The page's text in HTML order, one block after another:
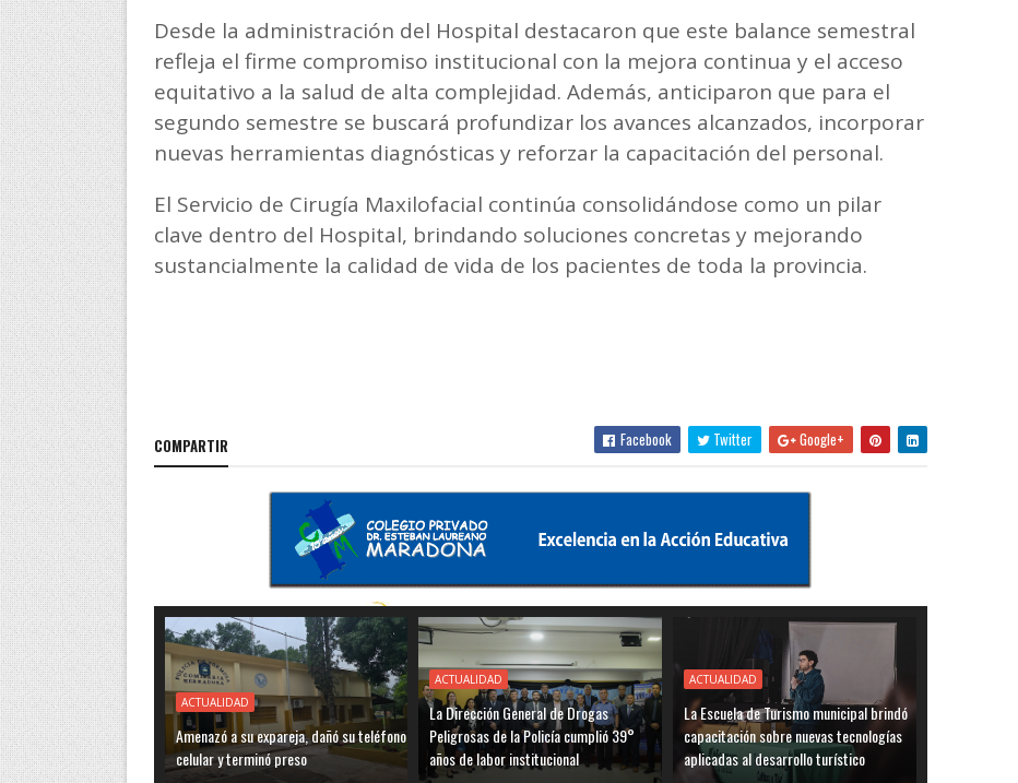
Desde la administración del Hospital destacaron que este balance semestral
refleja el firme compromiso institucional con la mejora continua y el acceso
equitativo a la salud de alta complejidad. Además, anticiparon que para el
segundo semestre se buscará profundizar los avances alcanzados, incorporar
nuevas herramientas diagnósticas y reforzar la capacitación del personal.
El Servicio de Cirugía Maxilofacial continúa consolidándose como un pilar
clave dentro del Hospital, brindando soluciones concretas y mejorando
sustancialmente la calidad de vida de los pacientes de toda la provincia.
COMPARTIR Facebook Twitter Google+
ACTUALIDAD
Amenazó a su expareja, dañó su teléfono
celular y terminó preso
ACTUALIDAD
La Dirección General de Drogas
Peligrosas de la Policía cumplió 39°
años de labor institucional
ACTUALIDAD
La Escuela de Turismo municipal brindó
capacitación sobre nuevas tecnologías
aplicadas al desarrollo turístico